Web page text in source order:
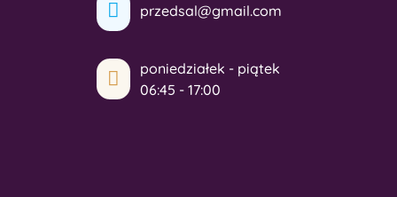
przedsal@gmail.com
poniedziałek - piątek
06:45 - 17:00